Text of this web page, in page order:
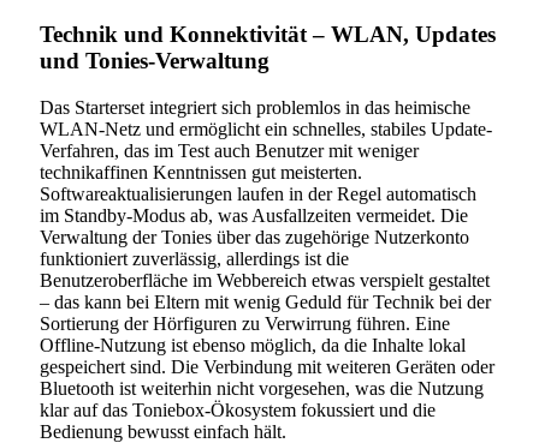
Technik und Konnektivität – WLAN, Updates
und Tonies-Verwaltung
Das Starterset integriert sich problemlos in das heimische
WLAN-Netz und ermöglicht ein schnelles, stabiles Update-
Verfahren, das im Test auch Benutzer mit weniger
technikaffinen Kenntnissen gut meisterten.
Softwareaktualisierungen laufen in der Regel automatisch
im Standby-Modus ab, was Ausfallzeiten vermeidet. Die
Verwaltung der Tonies über das zugehörige Nutzerkonto
funktioniert zuverlässig, allerdings ist die
Benutzeroberfläche im Webbereich etwas verspielt gestaltet
– das kann bei Eltern mit wenig Geduld für Technik bei der
Sortierung der Hörfiguren zu Verwirrung führen. Eine
Offline-Nutzung ist ebenso möglich, da die Inhalte lokal
gespeichert sind. Die Verbindung mit weiteren Geräten oder
Bluetooth ist weiterhin nicht vorgesehen, was die Nutzung
klar auf das Toniebox-Ökosystem fokussiert und die
Bedienung bewusst einfach hält.